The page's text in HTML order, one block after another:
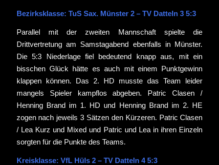
Bezirksklasse: TuS Sax. Münster 2 – TV Datteln 3 5:3
Parallel mit der zweiten Mannschaft spielte die
Drittvertretung am Samstagabend ebenfalls in Münster.
Die 5:3 Niederlage fiel bedeutend knapp aus, mit ein
bisschen Glück hätte es auch mit einem Punktgewinn
klappen können. Das 2. HD musste das Team leider
mangels Spieler kampflos abgeben. Patric Clasen /
Henning Brand im 1. HD und Henning Brand im 2. HE
zogen nach jeweils 3 Sätzen den Kürzeren. Patric Clasen
/ Lea Kurz und Mixed und Patric und Lea in ihren Einzeln
sorgten für die Punkte des Teams.
Kreisklasse: VfL Hüls 2 – TV Datteln 4 5:3